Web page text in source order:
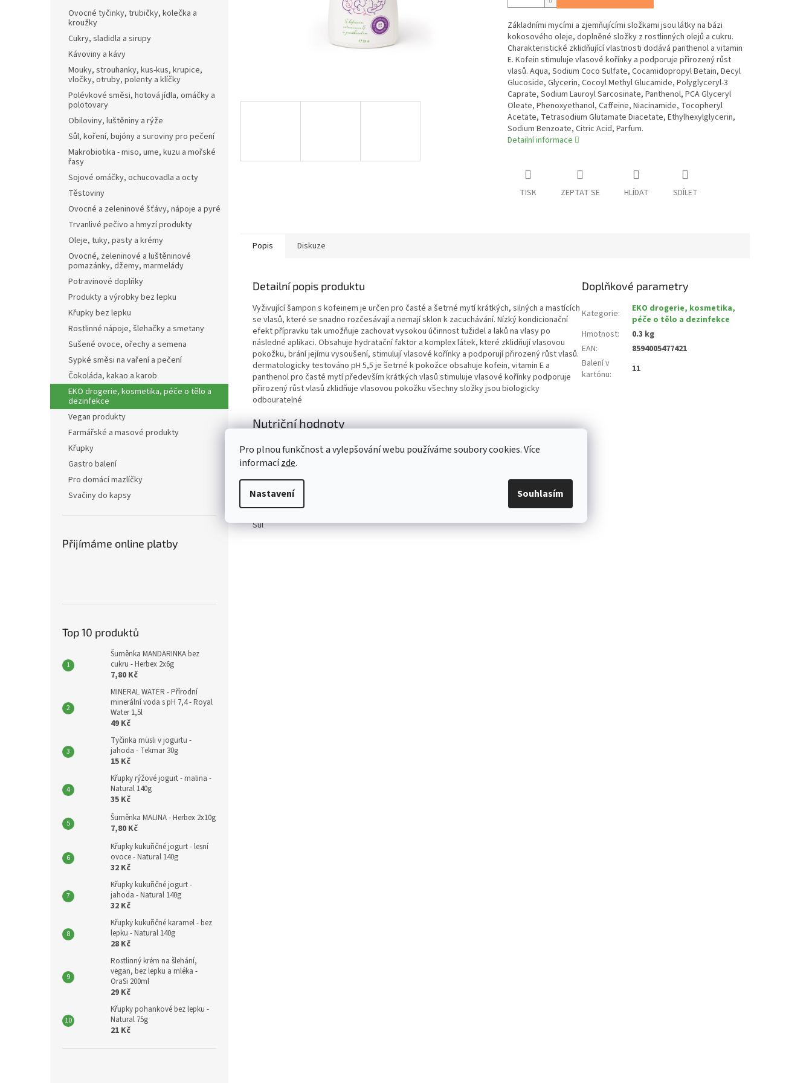
Pro plnou funkčnost a vylepšování webu používáme soubory cookies. Více
informacízde.
Nastavení Souhlasím
Ovocné tyčinky, trubičky, kolečka a
kroužky
Cukry, sladidla a sirupy
Kávoviny a kávy
Mouky, strouhanky, kus-kus, krupice,
vločky, otruby, polenty a klíčky
Polévkové směsi, hotová jídla, omáčky a
polotovary
Obiloviny, luštěniny a rýže
Sůl, koření, bujóny a suroviny pro pečení
Makrobiotika - miso, ume, kuzu a mořské
řasy
Sojové omáčky, ochucovadla a octy
Těstoviny
Ovocné a zeleninové šťávy, nápoje a pyré
Trvanlivé pečivo a hmyzí produkty
Oleje, tuky, pasty a krémy
Ovocné, zeleninové a luštěninové
pomazánky, džemy, marmelády
Potravinové doplňky
Produkty a výrobky bez lepku
Křupky bez lepku
Rostlinné nápoje, šlehačky a smetany
Sušené ovoce, ořechy a semena
Sypké směsi na vaření a pečení
Čokoláda, kakao a karob
EKO drogerie, kosmetika, péče o tělo a
dezinfekce
Vegan produkty
Farmářské a masové produkty
Křupky
Gastro balení
Pro domácí mazlíčky
Svačiny do kapsy
Přijímáme online platby
Top 10 produktů
Šuměnka MANDARINKA bez
cukru - Herbex 2x6g
7,80 Kč
MINERAL WATER - Přírodní
minerální voda s pH 7,4 - Royal
Water 1,5l
49 Kč
Tyčinka müsli v jogurtu -
jahoda - Tekmar 30g
15 Kč
Křupky rýžové jogurt - malina -
Natural 140g
35 Kč
Šuměnka MALINA - Herbex 2x10g
7,80 Kč
Křupky kukuřičné jogurt - lesní
ovoce - Natural 140g
32 Kč
Křupky kukuřičné jogurt -
jahoda - Natural 140g
32 Kč
Křupky kukuřičné karamel - bez
lepku - Natural 140g
28 Kč
Rostlinný krém na šlehání,
vegan, bez lepku a mléka -
OraSi 200ml
29 Kč
Křupky pohankové bez lepku -
Natural 75g
21 Kč
Základními mycími a zjemňujícími složkami jsou látky na bázi
kokosového oleje, doplněné složky z rostlinných olejů a cukru.
Charakteristické zklidňující vlastnosti dodává panthenol a vitamin
E. Kofein stimuluje vlasové kořínky a podporuje přirozený růst
vlasů. Aqua, Sodium Coco Sulfate, Cocamidopropyl Betain, Decyl
Glucoside, Glycerin, Cocoyl Methyl Glucamide, Polyglyceryl-3
Caprate, Sodium Lauroyl Sarcosinate, Panthenol, PCA Glyceryl
Oleate, Phenoxyethanol, Caffeine, Niacinamide, Tocopheryl
Acetate, Tetrasodium Glutamate Diacetate, Ethylhexylglycerin,
Sodium Benzoate, Citric Acid, Parfum.
Detailní informace
TISK ZEPTAT SE HLÍDAT SDÍLET
Popis Diskuze
Detailní popis produktu
Vyživující šampon s kofeinem je určen pro časté a šetrné mytí krátkých, silných a mastících
se vlasů, které se snadno rozčesávají a nemají sklon k zacuchávání. Nízký kondicionační
efekt přípravku tak umožňuje zachovat vysokou účinnost tužidel a laků na vlasy po
následné aplikaci. Obsahuje hydratační faktor a komplex látek, které zklidňují vlasovou
pokožku, brání jejímu vysoušení, stimulují vlasové kořínky a podporují přirozený růst vlasů.
dermatologicky testováno pH 5,5 je šetrné k pokožce obsahuje kofein, vitamin E a
panthenol pro časté mytí především krátkých vlasů stimuluje vlasové kořínky podporuje
přirozený růst vlasů zklidňuje vlasovou pokožku všechny složky jsou biologicky
odbouratelné
Nutriční hodnoty
Energetická hodnota
Tuky
z toho nasycené mastné kyseliny
Sacharidy
z toho cukry
Sůl
Doplňkové parametry
Kategorie:
EKO drogerie, kosmetika,
péče o tělo a dezinfekce
Hmotnost:
0.3 kg
EAN:
8594005477421
Balení v
kartónu: 11